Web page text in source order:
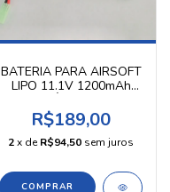
BATERIA PARA AIRSOFT
LIPO 11.1V 1200mAh
R$189,00
2x deR$94,50 sem juros